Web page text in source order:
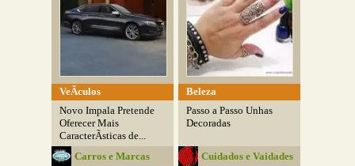
VeÃ­culos
Novo Impala Pretende
Oferecer Mais
CaracterÃ­sticas de...
Carros e Marcas
Beleza
Passo a Passo Unhas
Decoradas
Cuidados e Vaidades